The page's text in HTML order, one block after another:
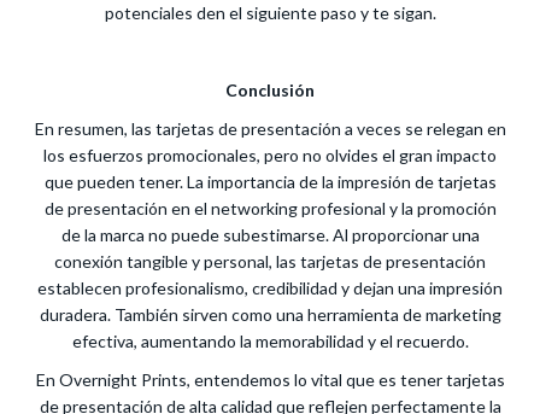
potenciales den el siguiente paso y te sigan.
Conclusión
En resumen, las tarjetas de presentación a veces se relegan en
los esfuerzos promocionales, pero no olvides el gran impacto
que pueden tener. La importancia de la impresión de tarjetas
de presentación en el networking profesional y la promoción
de la marca no puede subestimarse. Al proporcionar una
conexión tangible y personal, las tarjetas de presentación
establecen profesionalismo, credibilidad y dejan una impresión
duradera. También sirven como una herramienta de marketing
efectiva, aumentando la memorabilidad y el recuerdo.
En Overnight Prints, entendemos lo vital que es tener tarjetas
de presentación de alta calidad que reflejen perfectamente la